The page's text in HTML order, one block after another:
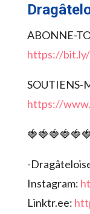
ABONNE-
https://
SOUTIENS-
https://
-
Instagram:
Linktr.ee: